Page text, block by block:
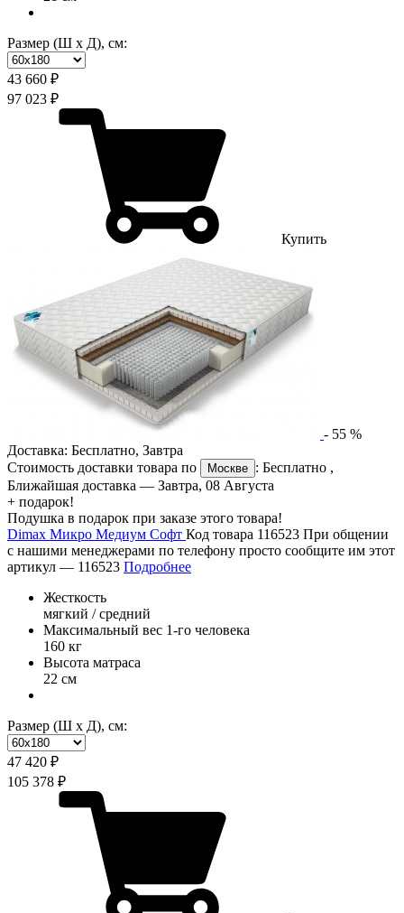
Размер (Ш х Д), см:
43 660 ₽
97 023 ₽
Купить
- 55 %
Доставка: Бесплатно, Завтра
Стоимость доставки товара по
Москве : Бесплатно ,
Ближайшая доставка — Завтра, 08 Августа
+ подарок!
Подушка в подарок при заказе этого товара!
Dimax Микро Медиум Софт Код товара 116523 При общении
с нашими менеджерами по телефону просто сообщите им этот
артикул — 116523 Подробнее
Жесткость
мягкий / средний
Максимальный вес 1-го человека
160 кг
Высота матраса
22 см
Размер (Ш х Д), см:
47 420 ₽
105 378 ₽